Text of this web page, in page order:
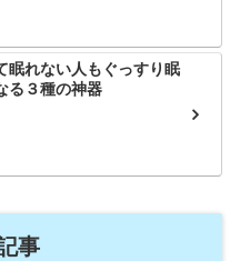
眠れない人もぐっすり眠
る３種の神器
事